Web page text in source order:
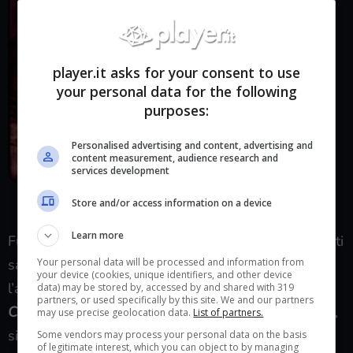
Caino che commette il primo
omicidio
Fui anche sorpreso da come interi capitoli erano stati
sapientemente dedicati a tale aspetto e in cui
l’analisi delle varie generazioni di cainiti, i “nipoti
Caino,si mescolavano ad aneddoti di storici e mitici,
sino a creare una leggenda vissuta attraverso i
player.it asks for your consent to use
your personal data for the following
purposes:
Personalised advertising and content, advertising and
content measurement, audience research and
services development
Store and/or access information on a device
Learn more
Your personal data will be processed and information from
your device (cookies, unique identifiers, and other device
data) may be stored by, accessed by and shared with 319
partners, or used specifically by this site. We and our partners
may use precise geolocation data. List of partners.
Some vendors may process your personal data on the basis
of legitimate interest, which you can object to by managing